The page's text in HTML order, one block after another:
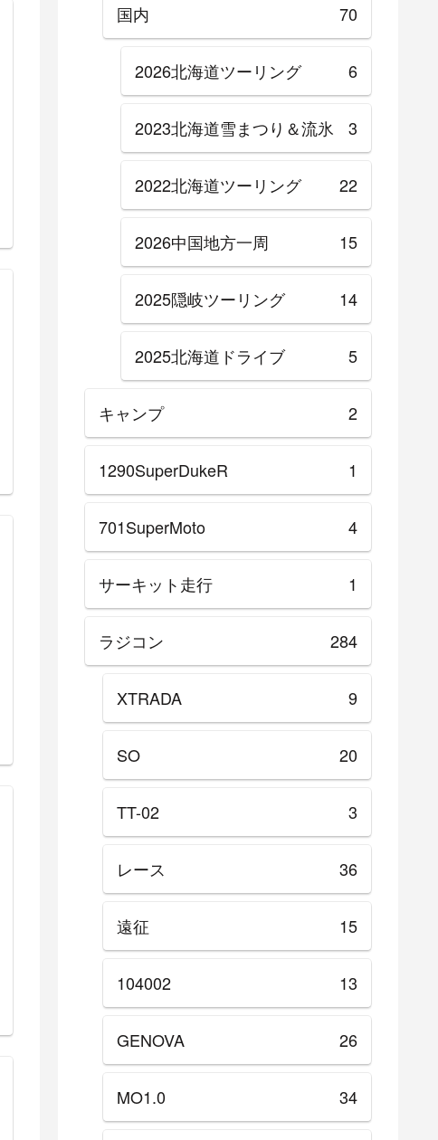
国内 70
2026北海道ツーリング 6
2023北海道雪まつり＆流氷 3
2022北海道ツーリング 22
2026中国地方一周 15
2025隠岐ツーリング 14
2025北海道ドライブ 5
キャンプ 2
1290SuperDukeR 1
701SuperMoto 4
サーキット走行 1
ラジコン 284
XTRADA 9
SO 20
TT-02 3
レース 36
遠征 15
104002 13
GENOVA 26
MO1.0 34